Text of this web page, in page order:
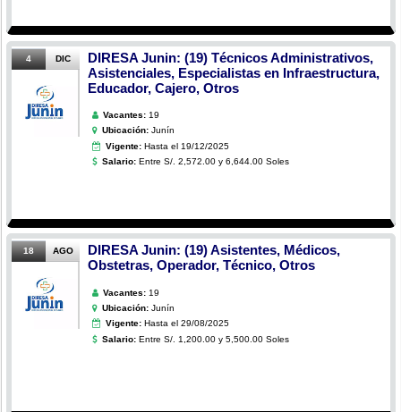
4 DIC
DIRESA Junin: (19) Técnicos Administrativos,
Asistenciales, Especialistas en Infraestructura,
Educador, Cajero, Otros
Vacantes: 19
Ubicación: Junín
Vigente: Hasta el 19/12/2025
Salario: Entre S/. 2,572.00 y 6,644.00 Soles
18 AGO
DIRESA Junin: (19) Asistentes, Médicos,
Obstetras, Operador, Técnico, Otros
Vacantes: 19
Ubicación: Junín
Vigente: Hasta el 29/08/2025
Salario: Entre S/. 1,200.00 y 5,500.00 Soles